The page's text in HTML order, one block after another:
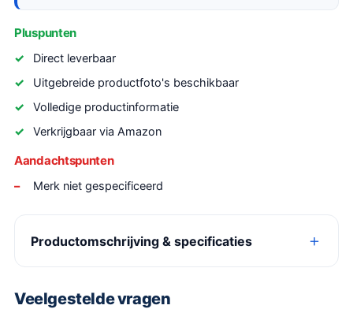
Pluspunten
Direct leverbaar
Uitgebreide productfoto's beschikbaar
Volledige productinformatie
Verkrijgbaar via Amazon
Aandachtspunten
Merk niet gespecificeerd
Productomschrijving & specificaties
Veelgestelde vragen